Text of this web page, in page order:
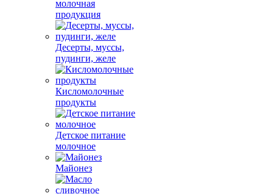
молочная
продукция
Десерты, муссы,
пудинги, желе
Кисломолочные
продукты
Детское питание
молочное
Майонез